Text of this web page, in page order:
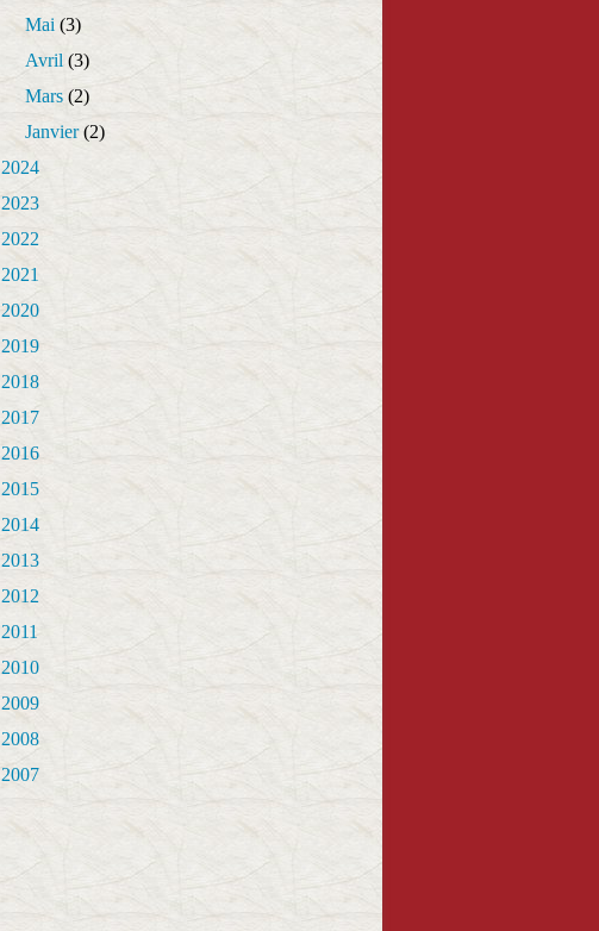
Mai (3)
Avril (3)
Mars (2)
Janvier(2)
2024
2023
2022
2021
2020
2019
2018
2017
2016
2015
2014
2013
2012
2011
2010
2009
2008
2007